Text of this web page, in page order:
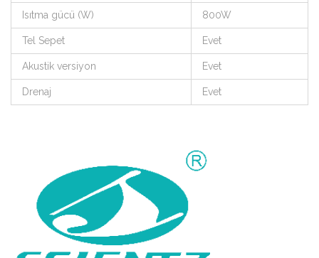
Isıtma gücü (W) 800W
Tel Sepet Evet
Akustik versiyon Evet
Drenaj Evet